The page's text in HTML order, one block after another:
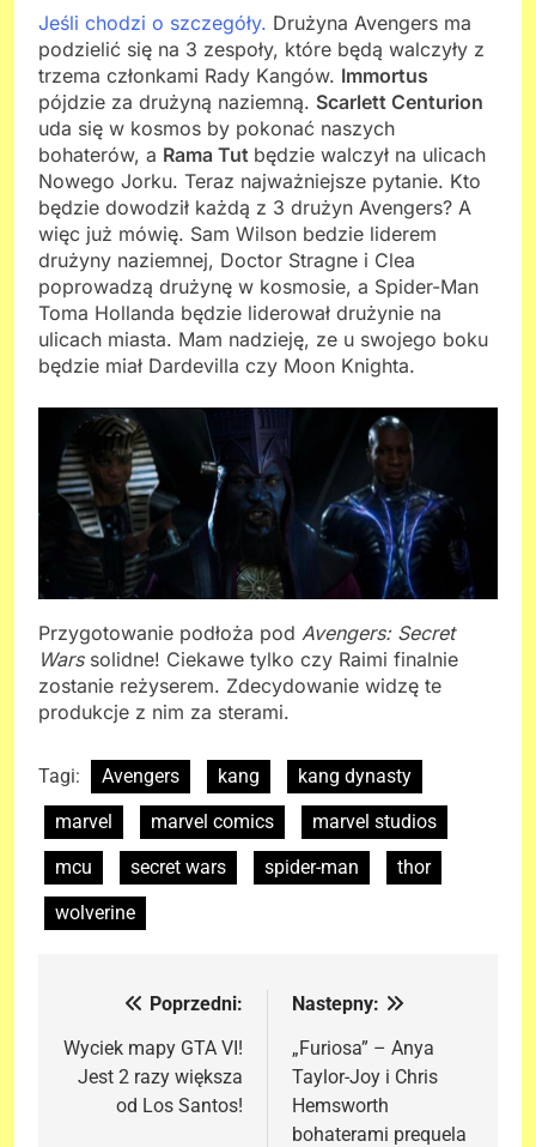
Jeśli chodzi o szczegóły. Drużyna Avengers ma
podzielić się na 3 zespoły, które będą walczyły z
trzema członkami Rady Kangów. Immortus
pójdzie za drużyną naziemną. Scarlett Centurion
uda się w kosmos by pokonać naszych
bohaterów, a Rama Tut będzie walczył na ulicach
Nowego Jorku. Teraz najważniejsze pytanie. Kto
będzie dowodził każdą z 3 drużyn Avengers? A
więc już mówię. Sam Wilson bedzie liderem
drużyny naziemnej, Doctor Stragne i Clea
poprowadzą drużynę w kosmosie, a Spider-Man
Toma Hollanda będzie liderował drużynie na
ulicach miasta. Mam nadzieję, ze u swojego boku
będzie miał Dardevilla czy Moon Knighta.
Przygotowanie podłoża pod Avengers: Secret
Warssolidne! Ciekawe tylko czy Raimi finalnie
zostanie reżyserem. Zdecydowanie widzę te
produkcje z nim za sterami.
Tagi: Avengers kang
kang dynasty
marvel
marvel comics
marvel studios
mcu
secret wars spider-man
thor
wolverine
Nawigacja
wpisu
Poprzedni:
Wyciek mapy GTA VI!
Jest 2 razy większa
od Los Santos!
Nastepny:
„Furiosa” – Anya
Taylor-Joy i Chris
Hemsworth
bohaterami prequela